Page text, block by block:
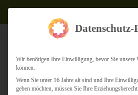
Datenschutz-
Wir benötigen Ihre Einwilligung, bevor Sie unsere
können.
Wenn Sie unter 16 Jahre alt sind und Ihre
geben möchten, müssen Sie Ihre